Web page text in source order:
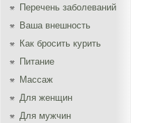
Перечень заболеваний
Ваша внешность
Как бросить курить
Питание
Массаж
Для женщин
Для мужчин